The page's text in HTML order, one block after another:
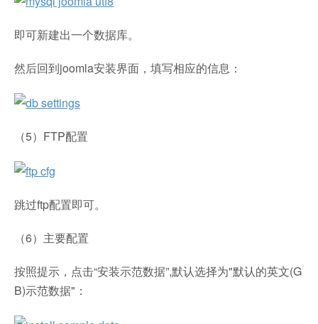
即可新建出一个数据库。
然后回到joomla安装界面，填写相应的信息：
（5）FTP配置
跳过ftp配置即可。
（6）主要配置
按照提示，点击“安装示范数据”,默认选择为"默认的英文(G
B)示范数据"：